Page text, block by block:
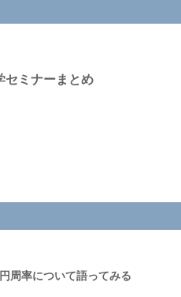
セミナーまとめ
周率について語ってみる